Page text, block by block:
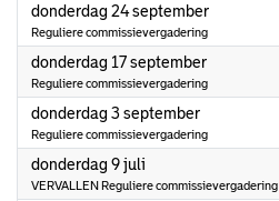
donderdag 24 september2026
Reguliere commissievergadering
donderdag 17 september2026
Reguliere commissievergadering
donderdag 3 september2026
Reguliere commissievergadering
donderdag 9 juli
VERVALLEN Reguliere commissievergadering